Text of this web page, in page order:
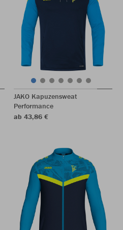
JAKO Kapuzensweat
Performance
ab 43,86 €